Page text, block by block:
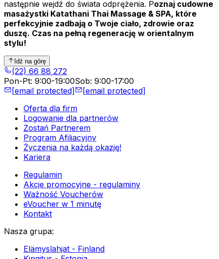
następnie wejdź do świata odprężenia. Poznaj cudowne
masażystki Katathani Thai Massage & SPA, które
perfekcyjnie zadbają o Twoje ciało, zdrowie oraz
duszę. Czas na pełną regenerację w orientalnym
stylu!
Idź na górę
(22) 66 88 272
Pon-Pt: 9:00-19:00Sob: 9:00-17:00
[email protected]
[email protected]
Oferta dla firm
Logowanie dla partnerów
Zostań Partnerem
Program Afiliacyjny
Życzenia na każdą okazję!
Kariera
Regulamin
Akcje promocyjne - regulaminy
Ważność Voucherów
eVoucher w 1 minutę
Kontakt
Nasza grupa:
Elämyslahjat - Finland